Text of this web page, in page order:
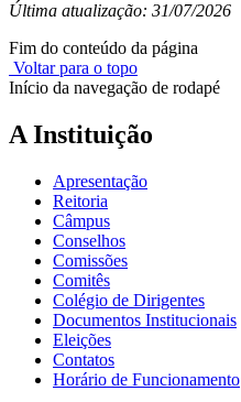
Última atualização: 31/07/2026
Fim do conteúdo da página
Voltar para o topo
Início da navegação de rodapé
A Instituição
Apresentação
Reitoria
Câmpus
Conselhos
Comissões
Comitês
Colégio de Dirigentes
Documentos Institucionais
Eleições
Contatos
Horário de Funcionamento